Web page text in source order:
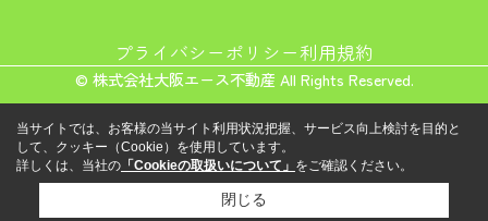
プライバシーポリシー利用規約
© 株式会社大阪エース不動産 All Rights Reserved.
当サイトでは、お客様の当サイト利用状況把握、サービス向上検討を目的と
して、クッキー（Cookie）を使用しています。
詳しくは、当社の 「Cookieの取扱いについて」 をご確認ください。
閉じる